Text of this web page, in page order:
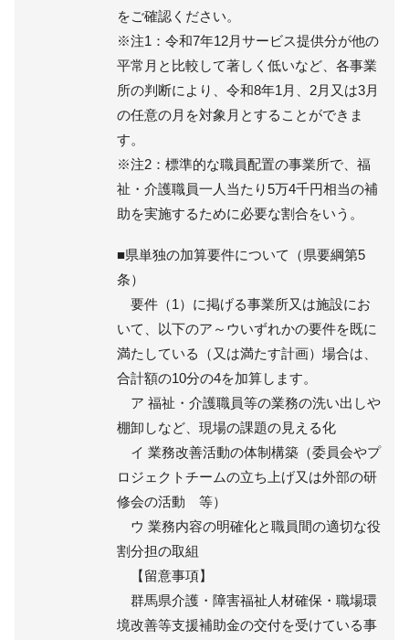
をご確認ください。
※注1：令和7年12月サービス提供分が他の
平常月と比較して著しく低いなど、各事業
所の判断により、令和8年1月、2月又は3月
の任意の月を対象月とすることができま
す。
※注2：標準的な職員配置の事業所で、福
祉・介護職員一人当たり5万4千円相当の補
助を実施するために必要な割合をいう。
■県単独の加算要件について（県要綱第5
条）
要件（1）に掲げる事業所又は施設にお
いて、以下のア～ウいずれかの要件を既に
満たしている（又は満たす計画）場合は、
合計額の10分の4を加算します。
ア 福祉・介護職員等の業務の洗い出しや
棚卸しなど、現場の課題の見える化
イ 業務改善活動の体制構築（委員会やプ
ロジェクトチームの立ち上げ又は外部の研
修会の活動 等）
ウ 業務内容の明確化と職員間の適切な役
割分担の取組
【留意事項】
群馬県介護・障害福祉人材確保・職場環
境改善等支援補助金の交付を受けている事